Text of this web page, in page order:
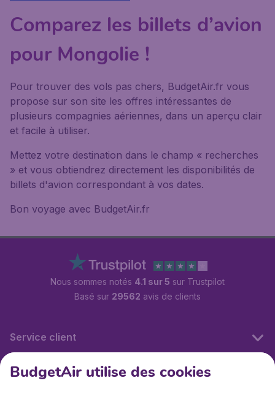
Comparez les billets d’avion
pour Mongolie !
Pour trouver des vols pas chers, BudgetAir.fr vous
propose sur son site les offres intéressantes de
plusieurs compagnies aériennes, dans un aperçu clair
et facile à utiliser.
Mettez votre destination dans le champ « recherches
» et vous obtiendrez directement les disponibilités de
billets d'avion correspondant à vos dates.
Bon voyage avec BudgetAir.fr
Nous sommes notés 4.1 sur 5 sur Trustpilot
Basé sur 29562 avis de clients
Service client
BudgetAir.fr
BudgetAir utilise des cookies